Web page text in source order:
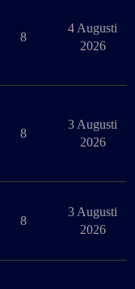
8
4 Augusti
2026
8
3 Augusti
2026
8
3 Augusti
2026